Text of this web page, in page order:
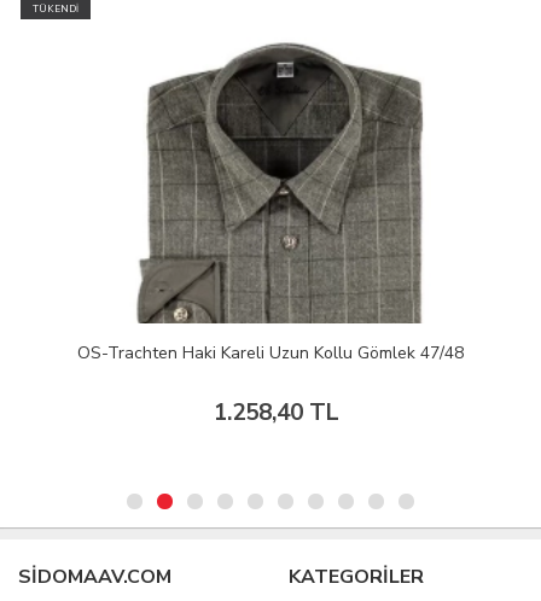
TÜKENDİ
OS-Trachten Haki Kareli Uzun Kollu Gömlek 47/48
1.258,40 TL
SIDOMAAV.COM KATEGORİLER